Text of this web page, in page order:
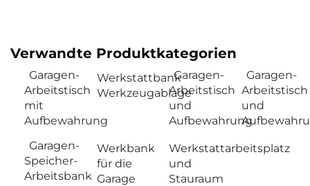
Verwandte Produktkategorien
Garagen-
Arbeitstisch
mit
Aufbewahrung
Werkstattbank
Werkzeugablage
Garagen-
Arbeitstisch
und
Aufbewahrung
Garagen-
Arbeitstisch
und
Garagen-
Speicher-
Arbeitsbank
Werkbank
für die
Garage
Werkstattarbeitsplatz
und
Stauraum